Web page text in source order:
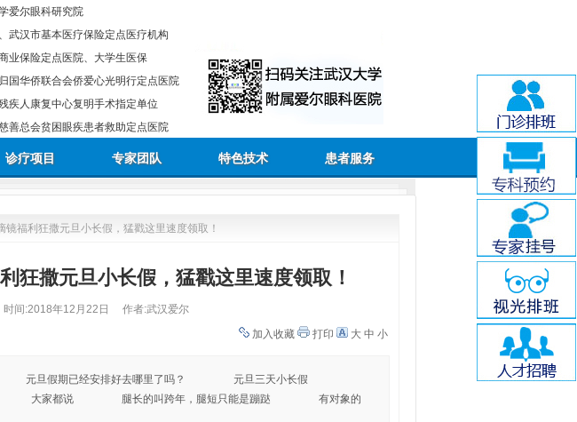
爱尔眼科研究院
武汉市基本医疗保险定点医疗机构
业保险定点医院、大学生医保
国华侨联合会侨爱心光明行定点医院
疾人康复中心复明手术指定单位
善总会贫困眼疾患者救助定点医院
诊疗项目 专家团队 特色技术 患者服务
镜福利狂撒元旦小长假，猛戳这里速度领取！
狂撒元旦小长假，猛戳这里速度领取！
时间:2018年12月22日
作者:武汉爱尔
加入收藏
打印 大 中 小
元旦假期已经安排好去哪里了吗？ 元旦三天小长假
马龙 大家都说 腿长的叫跨年，腿短只能是蹦跶 有对象的